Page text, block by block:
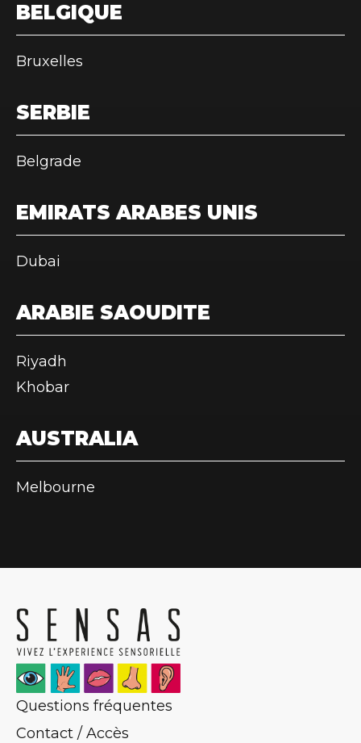
BELGIQUE
Bruxelles
SERBIE
Belgrade
EMIRATS ARABES UNIS
Dubai
ARABIE SAOUDITE
Riyadh
Khobar
AUSTRALIA
Melbourne
Questions fréquentes
Contact / Accès